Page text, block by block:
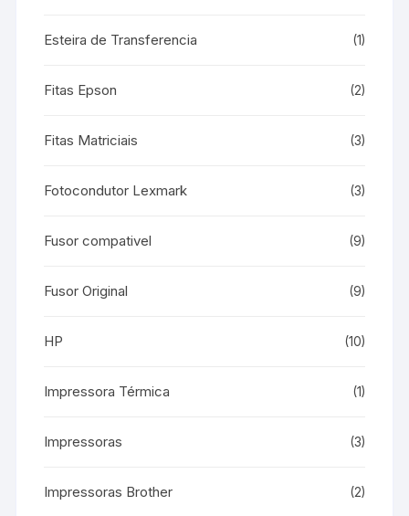
Esteira de Transferencia (1)
Fitas Epson (2)
Fitas Matriciais (3)
Fotocondutor Lexmark (3)
Fusor compativel (9)
Fusor Original (9)
HP (10)
Impressora Térmica (1)
Impressoras (3)
Impressoras Brother (2)